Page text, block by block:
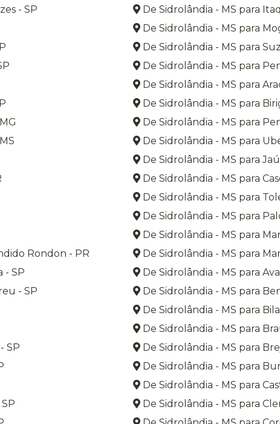
- SP
Rondon - PR
- SP
- SP
SP
De Sidrolândia - MS para
De Sidrolândia - MS para
De Sidrolândia - MS para
De Sidrolândia - MS para
De Sidrolândia - MS para
De Sidrolândia - MS para
De Sidrolândia - MS para
De Sidrolândia - MS para
De Sidrolândia - MS para
De Sidrolândia - MS para
De Sidrolândia - MS para
De Sidrolândia - MS para
De Sidrolândia - MS para
De Sidrolândia - MS para
De Sidrolândia - MS para
De Sidrolândia - MS para
De Sidrolândia - MS para
De Sidrolândia - MS para
De Sidrolândia - MS para
De Sidrolândia - MS para
De Sidrolândia - MS para
De Sidrolândia - MS para